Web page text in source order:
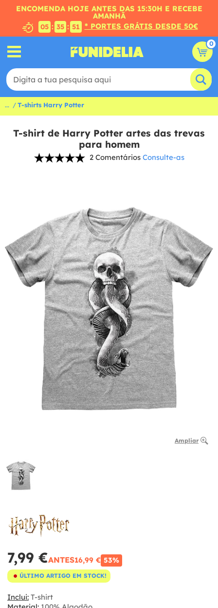
ENCOMENDA HOJE ANTES DAS 15:30H E RECEBE
AMANHÃ
05 : 35 : 50 * PORTES GRÁTIS DESDE 50€
0
... T-shirts Harry Potter
T-shirt de Harry Potter artes das trevas
para homem
2 Comentários Consulte-as
Ampliar
7,99 €ANTES16,99 € 53%
ÚLTIMO ARTIGO EM STOCK!
Inclui: T-shirt